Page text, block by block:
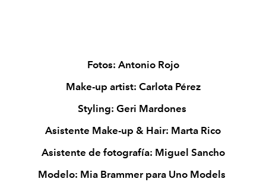
Fotos: Antonio Rojo
Make-up artist: Carlota Pérez
Styling: Geri Mardones
Asistente Make-up & Hair: Marta Rico
Asistente de fotografía: Miguel Sancho
Modelo: Mia Brammer para Uno Models